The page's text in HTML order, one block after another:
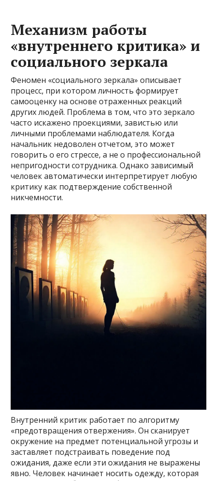
Механизм работы
«внутреннего критика» и
социального зеркала
Феномен «социального зеркала» описывает
процесс, при котором личность формирует
самооценку на основе отраженных реакций
других людей. Проблема в том, что это зеркало
часто искажено проекциями, завистью или
личными проблемами наблюдателя. Когда
начальник недоволен отчетом, это может
говорить о его стрессе, а не о профессиональной
непригодности сотрудника. Однако зависимый
человек автоматически интерпретирует любую
критику как подтверждение собственной
никчемности.
Внутренний критик работает по алгоритму
«предотвращения отвержения». Он сканирует
окружение на предмет потенциальной угрозы и
заставляет подстраивать поведение под
ожидания, даже если эти ожидания не выражены
явно. Человек начинает носить одежду, которая